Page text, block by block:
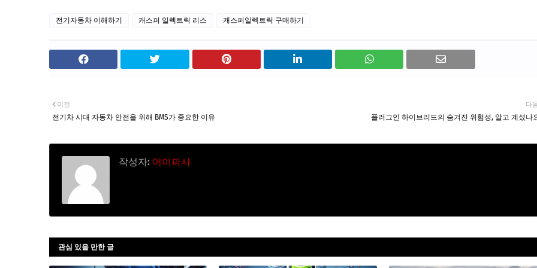
전기자동차 이해하기 캐스퍼 일렉트릭 리스 캐스퍼일렉트릭 구매하기
다
플러그인 하이브리드의 숨겨진 위험성, 알고 계셨나
이전
전기차 시대 자동차 안전을 위해 BMS가 중요한 이유
작성자: 어이파사
관심 있을 만한 글